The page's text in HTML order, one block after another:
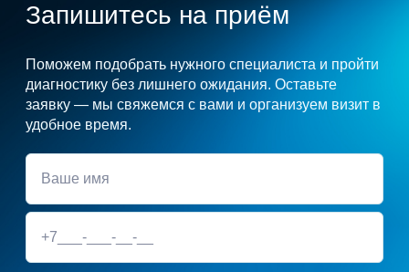
Запишитесь на приём
Поможем подобрать нужного специалиста и пройти
диагностику без лишнего ожидания. Оставьте
заявку — мы свяжемся с вами и организуем визит в
удобное время.